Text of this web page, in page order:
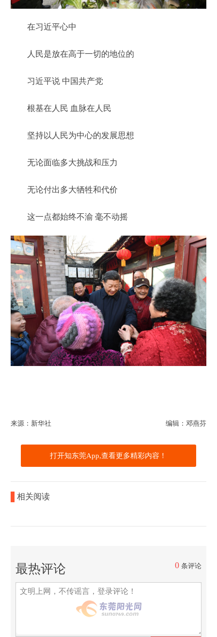
在习近平心中
人民是放在高于一切的地位的
习近平说 中国共产党
根基在人民 血脉在人民
坚持以人民为中心的发展思想
无论面临多大挑战和压力
无论付出多大牺牲和代价
这一点都始终不渝 毫不动摇
来源：新华社 编辑：邓燕芬
打开知东莞App,查看更多精彩内容！
相关阅读
最热评论 0 条评论